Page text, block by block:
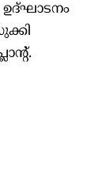
ഉദ്ഘാടനം